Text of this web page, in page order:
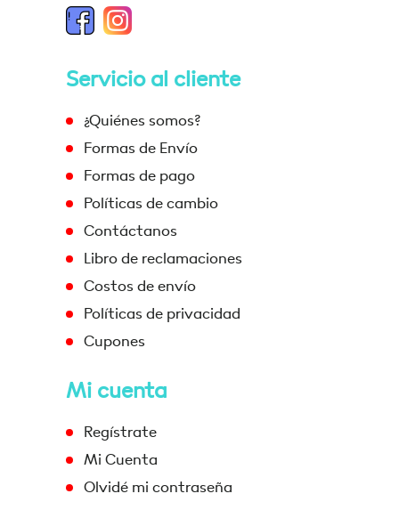
Servicio al cliente
¿Quiénes somos?
Formas de Envío
Formas de pago
Políticas de cambio
Contáctanos
Libro de reclamaciones
Costos de envío
Políticas de privacidad
Cupones
Mi cuenta
Regístrate
Mi Cuenta
Olvidé mi contraseña